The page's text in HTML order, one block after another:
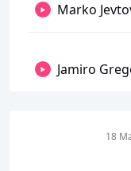
Marko
Jamiro
18